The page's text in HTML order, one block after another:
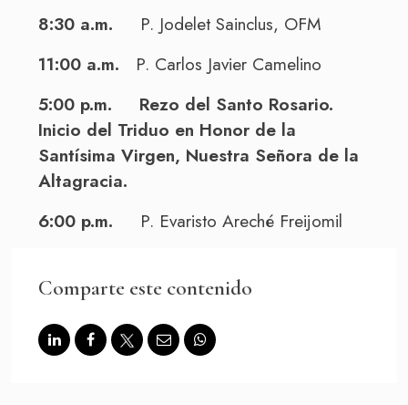
8:30 a.m.
P. Jodelet Sainclus, OFM
11:00 a.m.
P. Carlos Javier Camelino
5:00 p.m.
Rezo del Santo Rosario.
Inicio del Triduo en Honor de la
Santísima Virgen, Nuestra Señora de la
Altagracia.
6:00 p.m.
P. Evaristo Areché Freijomil
Comparte este contenido